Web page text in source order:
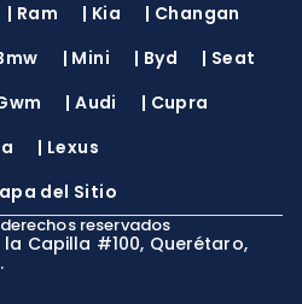
| Ram | Kia | Changan
| Mini | Byd | Seat
|Audi | Cupra
| Lexus
del Sitio
reservados
Capilla #100, Querétaro,